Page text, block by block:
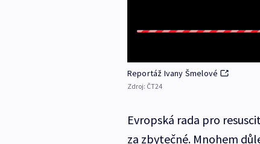
Reportáž Ivany Šmelové
Zdroj: ČT24
Evropská rada pro
za zbytečné. Mnohem